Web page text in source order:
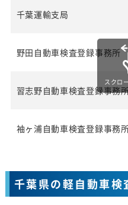
千葉運輸支局
野田自動車検査登録事務所
習志野自動車検査登録事務
袖ヶ浦自動車検査登録事務
スクロ
千葉県の軽自動車検